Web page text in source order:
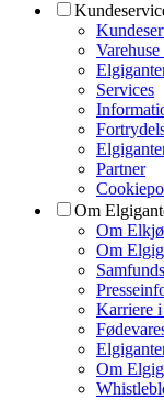
Services
Partner
Om
Om
Om
Karriere
Om